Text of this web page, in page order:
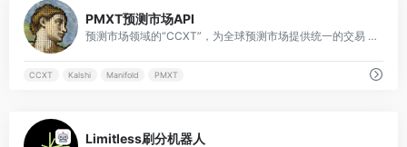
PMXT预测市场API
预测市场领域的“CCXT”，为全球预测市场提供统一的交易 API。
CCXT Kalshi Manifold PMXT
Limitless刷分机器人